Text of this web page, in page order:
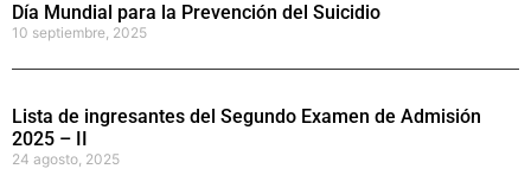
Día Mundial para la Prevención del Suicidio
10 septiembre, 2025
Lista de ingresantes del Segundo Examen de Admisión
2025 – II
24 agosto, 2025